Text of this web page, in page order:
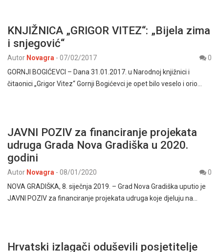
KNJIŽNICA „GRIGOR VITEZ“: „Bijela zima
i snjegović“
Autor Novagra - 07/02/2017
0
GORNJI BOGIĆEVCI – Dana 31.01.2017. u Narodnoj knjižnici i
čitaonici „Grigor Vitez“ Gornji Bogićevci je opet bilo veselo i orio…
JAVNI POZIV za financiranje projekata
udruga Grada Nova Gradiška u 2020.
godini
Autor Novagra - 08/01/2020
0
NOVA GRADIŠKA, 8. siječnja 2019. – Grad Nova Gradiška uputio je
JAVNI POZIV za financiranje projekata udruga koje djeluju na…
Hrvatski izlagači oduševili posjetitelje